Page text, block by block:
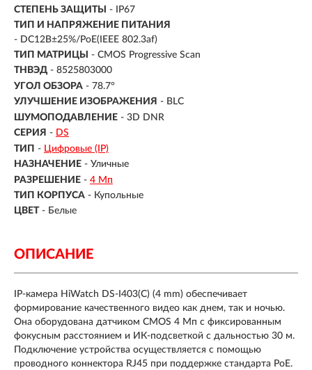
СТЕПЕНЬ ЗАЩИТЫ
- IP67
ТИП И НАПРЯЖЕНИЕ ПИТАНИЯ
- DC12В±25%/PoE(IEEE 802.3af)
ТИП МАТРИЦЫ
- CMOS Progressive Scan
ТНВЭД - 8525803000
УГОЛ ОБЗОРА - 78.7°
УЛУЧШЕНИЕ ИЗОБРАЖЕНИЯ - BLC
ШУМОПОДАВЛЕНИЕ - 3D DNR
СЕРИЯ - DS
ТИП - Цифровые (IP)
НАЗНАЧЕНИЕ - Уличные
РАЗРЕШЕНИЕ - 4 Мп
ТИП КОРПУСА - Купольные
ЦВЕТ - Белые
ОПИСАНИЕ
IP-камера HiWatch DS-I403(C) (4 mm) обеспечивает
формирование качественного видео как днем, так и ночью.
Она оборудована датчиком CMOS 4 Мп с фиксированным
фокусным расстоянием и ИК-подсветкой с дальностью 30 м.
Подключение устройства осуществляется с помощью
проводного коннектора RJ45 при поддержке стандарта PoE.